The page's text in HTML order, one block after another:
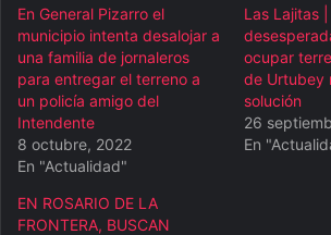
En General Pizarro el
municipio intenta desalojar a
una familia de jornaleros
para entregar el terreno a
un policía amigo del
Intendente
8 octubre, 2022
En "Actualidad"
Las Lajitas
ocupar
de Urtubey
solución
26
En
EN ROSARIO DE LA
FRONTERA, BUSCAN